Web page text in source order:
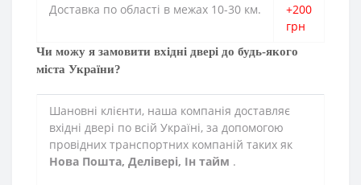
Доставка по області в межах 10-30 км.
+200
грн
Чи можу я замовити вхідні двері до будь-якого
міста України?
Шановні клієнти, наша компанія доставляє
вхідні двері по всій Україні, за допомогою
провідних транспортних компаній таких як
Нова Пошта, Делівері, Ін тайм .